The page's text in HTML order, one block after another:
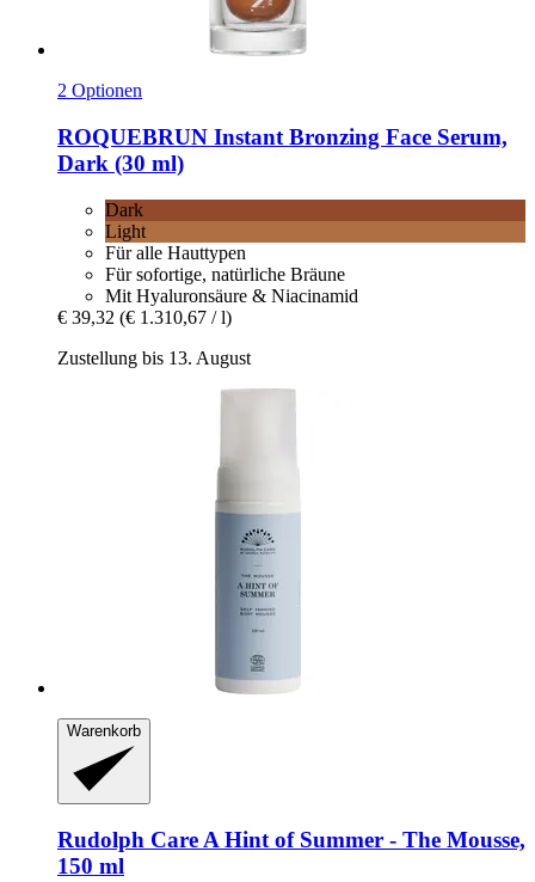
2 Optionen
ROQUEBRUN Instant Bronzing Face Serum,
Dark (30 ml)
Dark
Light
Für alle Hauttypen
Für sofortige, natürliche Bräune
Mit Hyaluronsäure & Niacinamid
€ 39,32 (€ 1.310,67 / l)
Zustellung bis 13. August
Warenkorb
Rudolph Care A Hint of Summer -​ The Mousse,
150 ml